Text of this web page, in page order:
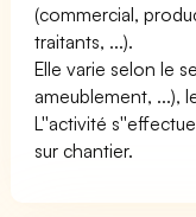
(commercial,
traitants, ...).
Elle varie selon le
ameublement, ...),
L''activité
sur chantier.